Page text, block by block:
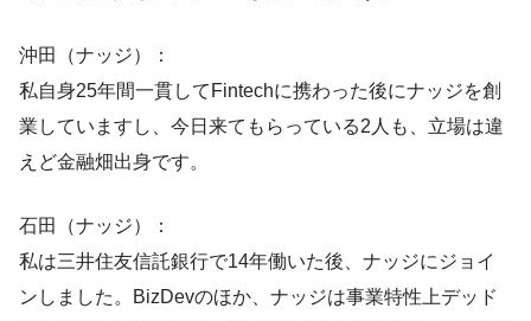
沖田（ナッジ）：
私自身25年間一貫してFintechに携わった後にナッジを創
業していますし、今日来てもらっている2人も、立場は違
えど金融畑出身です。
石田（ナッジ）：
私は三井住友信託銀行で14年働いた後、ナッジにジョイ
ンしました。BizDevのほか、ナッジは事業特性上デッド